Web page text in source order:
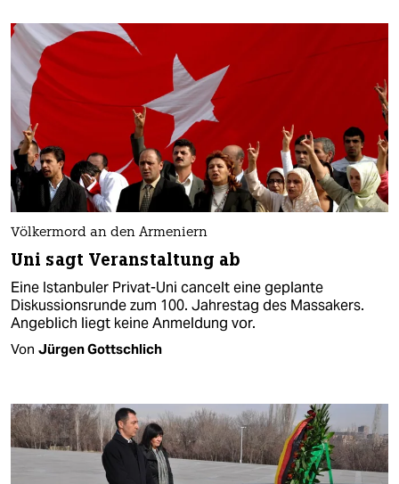
Völkermord an den Armeniern
Uni sagt Veranstaltung ab
Eine Istanbuler Privat-Uni cancelt eine geplante
Diskussionsrunde zum 100. Jahrestag des Massakers.
Angeblich liegt keine Anmeldung vor.
Von Jürgen Gottschlich